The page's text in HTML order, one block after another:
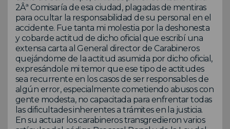
2Âª Comisaría de esa ciudad, plagadas de mentiras
para ocultar la responsabilidad de su personal en el
accidente. Fue tanta mi molestia por la deshonesta
y cobarde actitud de dicho oficial que escribí una
extensa carta al General director de Carabineros
quejándome de la actitud asumida por dicho oficial,
expresándole mi temor que ese tipo de actitudes
sea recurrente en los casos de ser responsables de
algún error, especialmente cometiendo abusos con
gente modesta, no capacitada para enfrentar todas
las dificultades inherentes a trámites en la justicia.
En su actuar los carabineros transgredieron varios